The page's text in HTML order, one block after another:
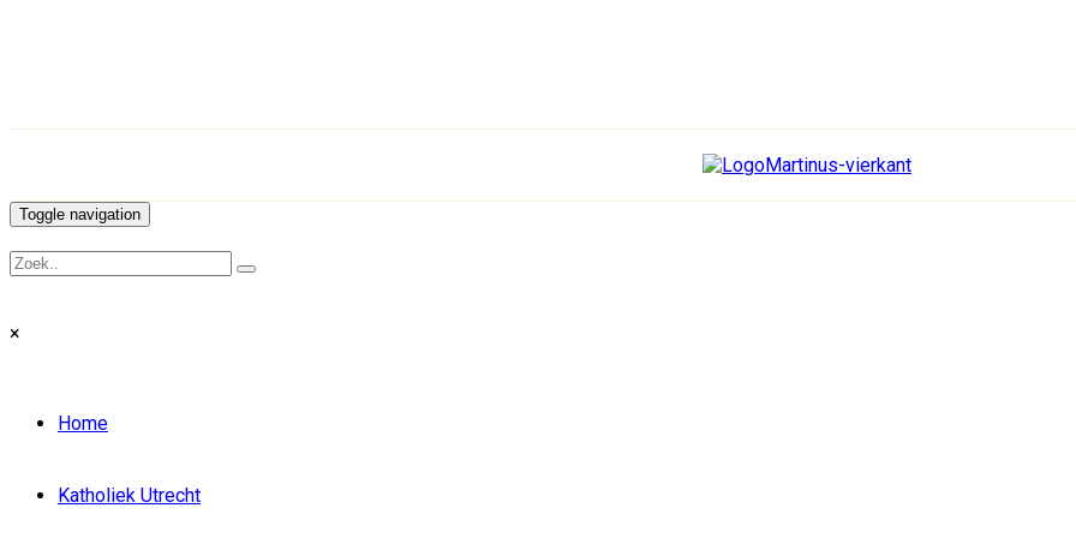
Toggle navigation
×
Home
Katholiek Utrecht